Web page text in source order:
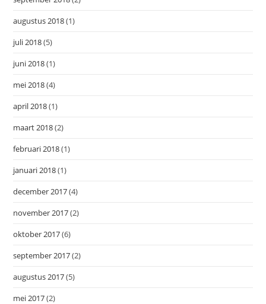
augustus 2018(1)
juli 2018(5)
juni 2018(1)
mei 2018(4)
april 2018(1)
maart 2018(2)
februari 2018(1)
januari 2018(1)
december 2017(4)
november 2017(2)
oktober 2017(6)
september 2017(2)
augustus 2017(5)
mei 2017(2)